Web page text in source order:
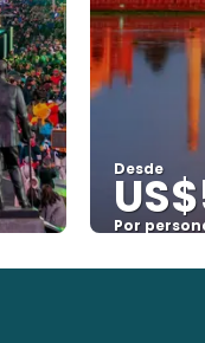
Desde
Por